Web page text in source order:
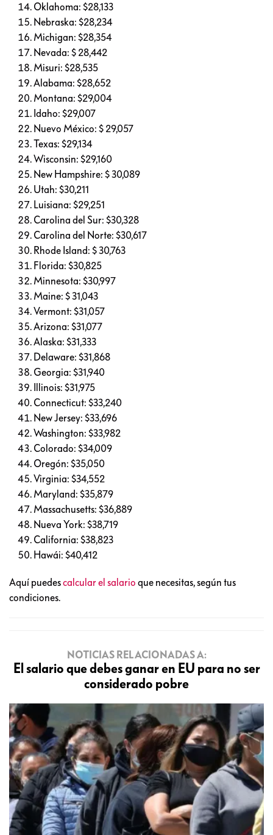
Oklahoma: $28,133
Nebraska: $28,234
Michigan: $28,354
Nevada: $ 28,442
Misuri: $28,535
Alabama: $28,652
Montana: $29,004
Idaho: $29,007
Nuevo México: $ 29,057
Texas: $29,134
Wisconsin: $29,160
New Hampshire: $ 30,089
Utah: $30,211
Luisiana: $29,251
Carolina del Sur: $30,328
Carolina del Norte: $30,617
Rhode Island: $ 30,763
Florida: $30,825
Minnesota: $30,997
Maine: $ 31,043
Vermont: $31,057
Arizona: $31,077
Alaska: $31,333
Delaware: $31,868
Georgia: $31,940
Illinois: $31,975
Connecticut: $33,240
New Jersey: $33,696
Washington: $33,982
Colorado: $34,009
Oregón: $35,050
Virginia: $34,552
Maryland: $35,879
Massachusetts: $36,889
Nueva York: $38,719
California: $38,823
Hawái: $40,412
Aquí puedescalcular el salario que necesitas, según tus
condiciones.
NOTICIAS RELACIONADAS A:
El salario que debes ganar en EU para no ser
considerado pobre